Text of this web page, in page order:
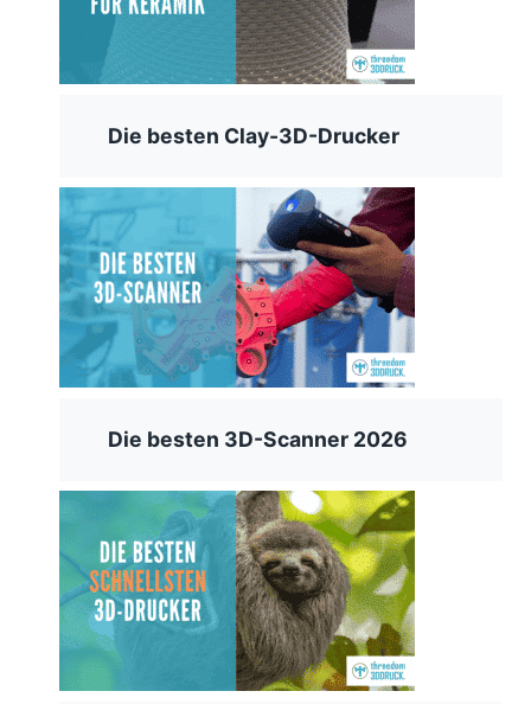
Die besten Clay-3D-Drucker
Die besten 3D-Scanner 2026